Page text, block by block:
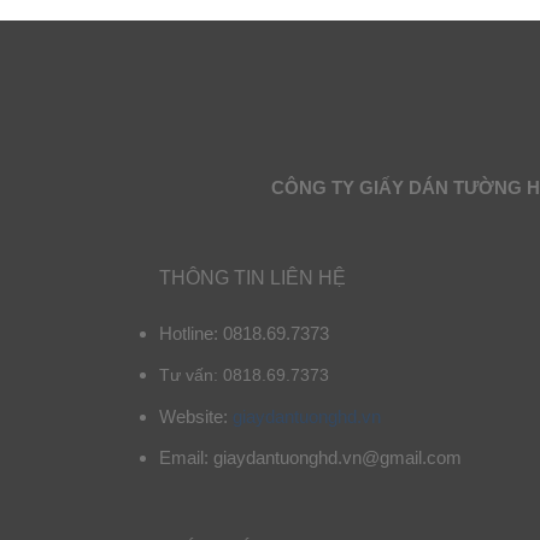
CÔNG TY GIẤY DÁN TƯỜNG
THÔNG TIN LIÊN HỆ
Hotline: 0818.69.7373
Tư vấn: 0818.69.7373
Website: giaydantuonghd.vn
Email: giaydantuonghd.vn@gmail.com